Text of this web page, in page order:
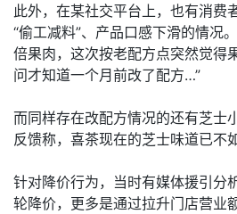
此外，在某社交平台上，也有消费
“偷工减料”、产品口感下滑的情况
倍果肉，这次按老配方点突然觉得
问才知道一个月前改了配方…”
而同样存在改配方情况的还有芝士
反馈称，喜茶现在的芝士味道已不
针对降价行为，当时有媒体援引分
轮降价，更多是通过拉升门店营业